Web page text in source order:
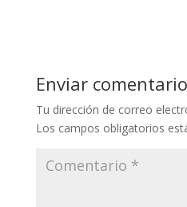
Enviar comentario
Tu dirección de correo
Los campos obligatorios